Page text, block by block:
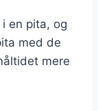
en pita, og
med de
mere